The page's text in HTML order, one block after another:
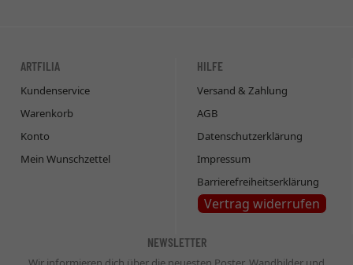
ARTFILIA
Kundenservice
Warenkorb
Konto
Mein Wunschzettel
HILFE
Versand & Zahlung
AGB
Datenschutzerklärung
Impressum
Barrierefreiheitserklärung
Vertrag widerrufen
NEWSLETTER